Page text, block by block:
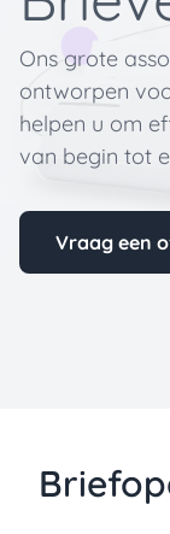
Ons grote
ontworpen
helpen u om
van begin tot
Vraag een